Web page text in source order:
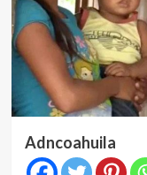
Adncoahuila